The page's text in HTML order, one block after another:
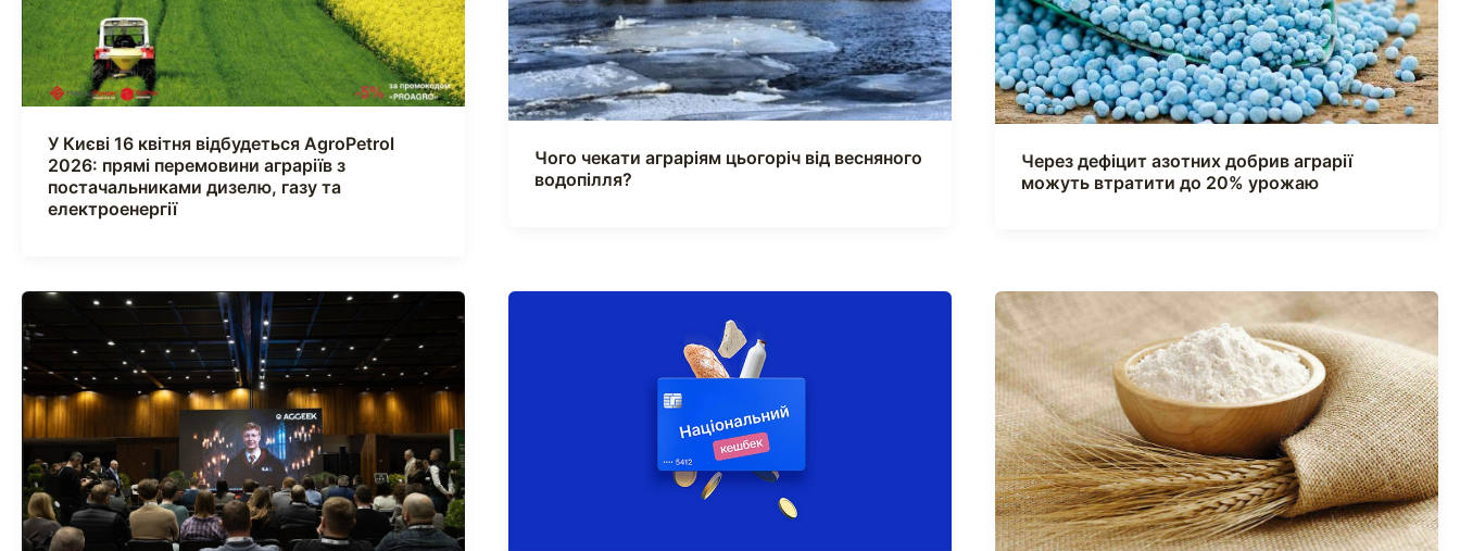
У Києві 16 квітня відбудеться AgroPetrol
2026: прямі перемовини аграріїв з
постачальниками дизелю, газу та
електроенергії
Чого чекати аграріям цьогоріч від весняного
водопілля?
Через дефіцит азотних добрив аграрії
можуть втратити до 20% урожаю